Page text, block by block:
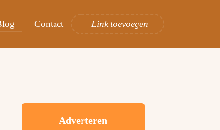
Contact Link toevoegen
Adverteren